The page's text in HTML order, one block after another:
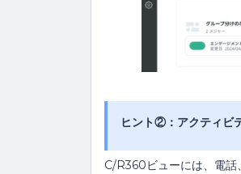
ヒント②：アクティビ
C/R360ビューには、電話